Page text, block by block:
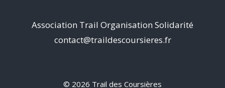
Association Trail Organisation Solidarité
contact@traildescoursieres.fr
© 2026 Trail des Coursières